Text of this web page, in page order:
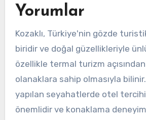
Yorumlar
Kozaklı, Türkiye'nin gözde
biridir ve doğal güzellikleriyle
özellikle termal turizm
olanaklara sahip olmasıyla
yapılan seyahatlerde otel
önemlidir ve konaklama